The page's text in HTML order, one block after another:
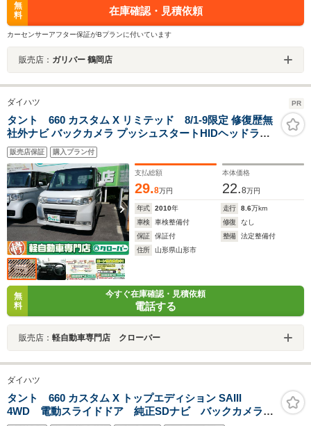
無
料
在庫確認・見積依頼
カーセンサーアフター保証がBプランに付いています
販売店： ガリバー 鶴岡店
ダイハツ PR
タント 660 カスタム X リミテッド 8/1-9限定 修復歴無
社外ナビ バックカメラ プッシュスタートHIDヘッドライ
ト フォグライト 電動格納ミラー 純正アルミホイール 両
側スライド左側パワースライドドア ABS プライバシー
ガラス
販売店保証 購入プラン付
支払総額
29.8万円
本体価格
22.8万円
年式 2010年 走行 8.6万km
車検
車検整備付 修復
なし
保証
保証付 整備
法定整備付
住所
山形県山形市
無
料
今すぐ在庫確認・見積依頼
電話する
販売店： 軽自動車専門店 クローバー
ダイハツ
タント 660 カスタム X トップエディション SAIII
4WD 電動スライドドア 純正SDナビ バックカメラ